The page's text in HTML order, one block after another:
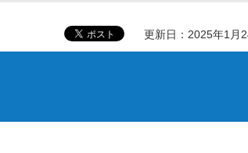
更新日：2025年1月